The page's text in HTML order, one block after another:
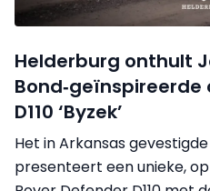
Helderburg onthult
Bond‑geïnspireerde
D110 ‘Byzek’
Het in Arkansas
presenteert een unieke,